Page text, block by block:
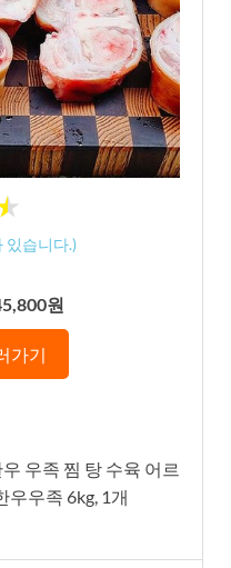
있습니다.)
원
가기
우족 찜 탕 수육 어르
우우족 6kg, 1개